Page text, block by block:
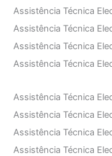
Assistência Técnica
Assistência Técnica
Assistência Técnica
Assistência Técnica
Assistência Técnica
Assistência Técnica
Assistência Técnica
Assistência Técnica